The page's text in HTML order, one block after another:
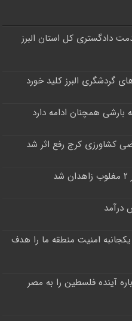
خدمت دادگستری کل استان البرز
گردشگری البرز کلید خورد
بارشی همچنان ادامه دارد
درآمد
امنیت منطقه ما را هدف
آینده فلسطین را به مصر